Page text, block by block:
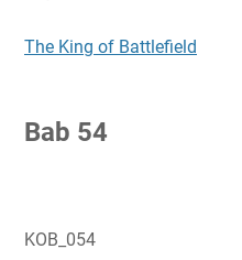
The King of Battlefield
Bab 54
KOB_054